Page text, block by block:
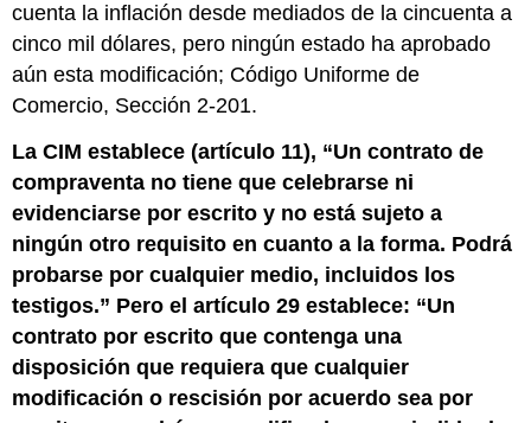
cuenta la inflación desde mediados de la cincuenta a
cinco mil dólares, pero ningún estado ha aprobado
aún esta modificación; Código Uniforme de
Comercio, Sección 2-201.
La CIM establece (artículo 11), “Un contrato de
compraventa no tiene que celebrarse ni
evidenciarse por escrito y no está sujeto a
ningún otro requisito en cuanto a la forma. Podrá
probarse por cualquier medio, incluidos los
testigos.” Pero el artículo 29 establece: “Un
contrato por escrito que contenga una
disposición que requiera que cualquier
modificación o rescisión por acuerdo sea por